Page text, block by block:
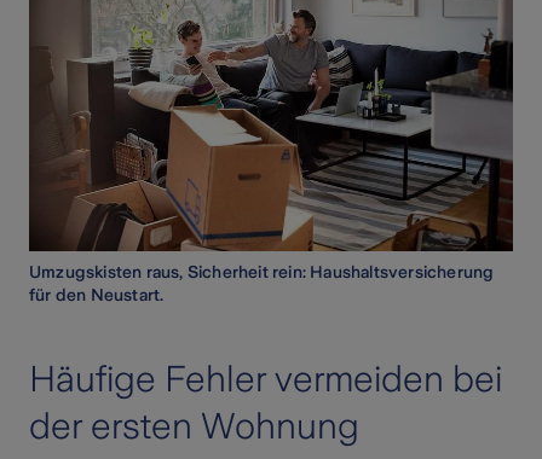
Umzugskisten raus, Sicherheit rein: Haushaltsversicherung
für den Neustart.
Häufige Fehler vermeiden bei
der ersten Wohnung